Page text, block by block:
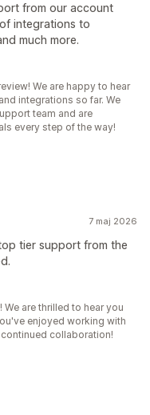
from our account
integrations to
much more.
We are happy to hear
integrations so far. We
team and are
every step of the way!
7 maj 2026
tier support from the
are thrilled to hear you
enjoyed working with
collaboration!